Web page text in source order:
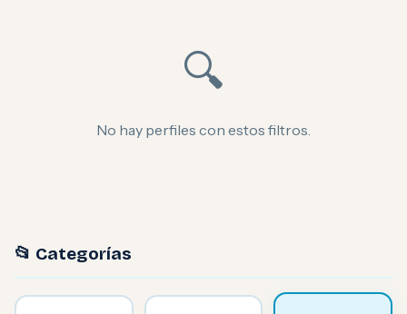
🔍
No hay perfiles con estos filtros.
📂 Categorías